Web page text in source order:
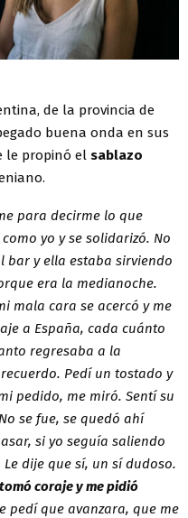
de la provincia de
buena onda en sus
le propinó el sablazo
para decirme lo que
yo y se solidarizó. No
bar y ella estaba sirviendo
era la medianoche.
mala cara se acercó y me
a España, cada cuánto
regresaba a la
Pedí un tostado y
pedido, me miró. Sentí su
se fue, se quedó ahí
si yo seguía saliendo
dije que sí, un sí dudoso.
coraje y me pidió
pedí que avanzara, que me